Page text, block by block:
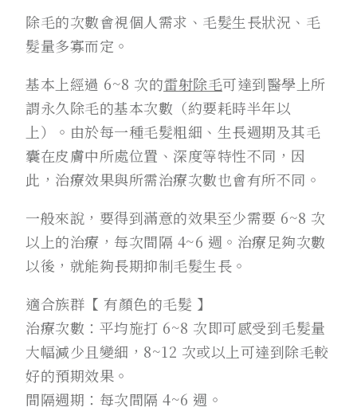
除毛的次數會視個人需求、毛髮生長狀況、毛
髮量多寡而定。
基本上經過 6~8 次的雷射除毛可達到醫學上所
謂永久除毛的基本次數（約要耗時半年以
上）。由於每一種毛髮粗細、生長週期及其毛
囊在皮膚中所處位置、深度等特性不同，因
此，治療效果與所需治療次數也會有所不同。
一般來說，要得到滿意的效果至少需要 6~8 次
以上的治療，每次間隔 4~6 週。治療足夠次數
以後，就能夠長期抑制毛髮生長。
適合族群【 有顏色的毛髮 】
治療次數：平均施打 6~8 次即可感受到毛髮量
大幅減少且變細，8~12 次或以上可達到除毛較
好的預期效果。
間隔週期：每次間隔 4~6 週。